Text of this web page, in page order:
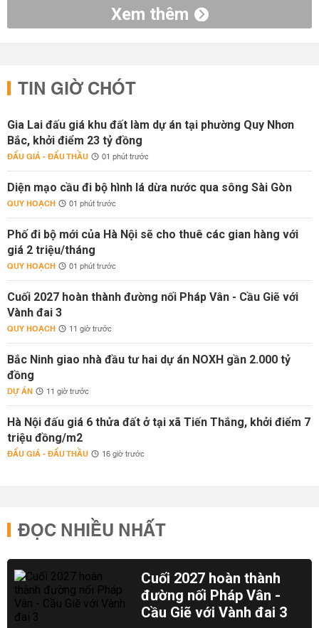
Xem thêm
TIN GIỜ CHÓT
Gia Lai đấu giá khu đất làm dự án tại phường Quy Nhơn
Bắc, khởi điểm 23 tỷ đồng
ĐẤU GIÁ - ĐẤU THẦU 01 phút trước
Diện mạo cầu đi bộ hình lá dừa nước qua sông Sài Gòn
QUY HOẠCH 01 phút trước
Phố đi bộ mới của Hà Nội sẽ cho thuê các gian hàng với
giá 2 triệu/tháng
QUY HOẠCH 01 phút trước
Cuối 2027 hoàn thành đường nối Pháp Vân - Cầu Giẽ với
Vành đai 3
QUY HOẠCH 11 giờ trước
Bắc Ninh giao nhà đầu tư hai dự án NOXH gần 2.000 tỷ
đồng
DỰ ÁN 11 giờ trước
Hà Nội đấu giá 6 thửa đất ở tại xã Tiến Thắng, khởi điểm 7
triệu đồng/m2
ĐẤU GIÁ - ĐẤU THẦU 16 giờ trước
ĐỌC NHIỀU NHẤT
Cuối 2027 hoàn thành
đường nối Pháp Vân -
Cầu Giẽ với Vành đai 3